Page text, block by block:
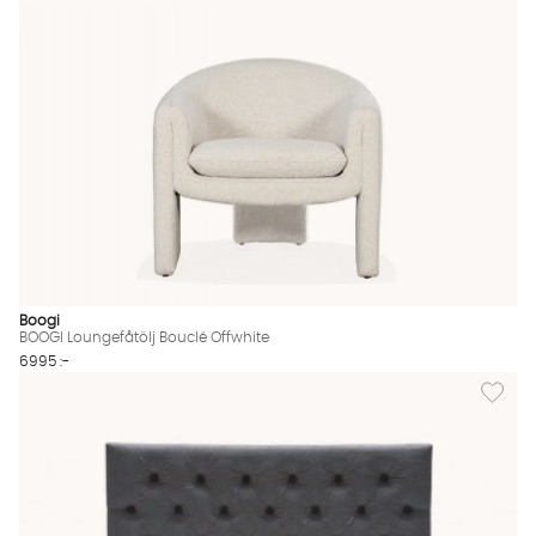
Boogi
BOOGI Loungefåtölj Bouclé Offwhite
6995 :-
Lägg